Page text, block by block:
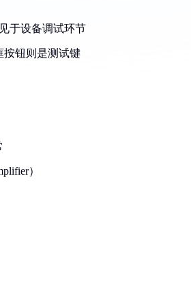
于设备调试环节
钮则是测试键
）